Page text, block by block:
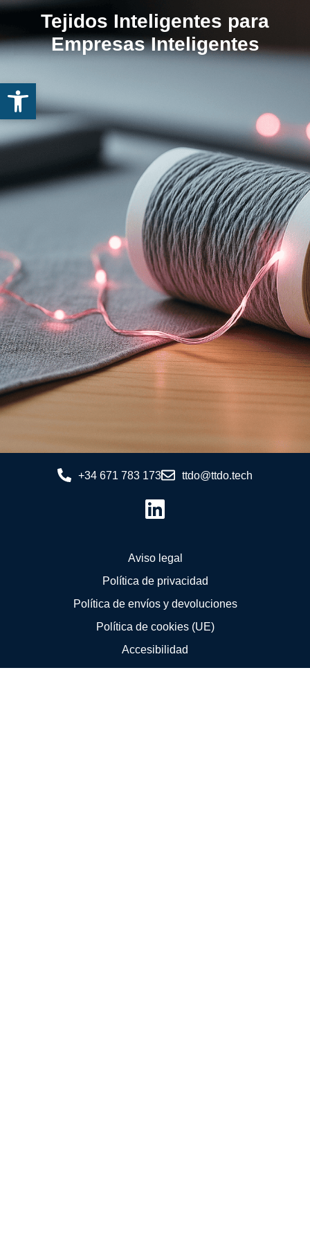
Abrir barra de herramientas
Tejidos Inteligentes para
Empresas Inteligentes
+34 671 783 173 ttdo@ttdo.tech
Aviso legal
Política de privacidad
Política de envíos y devoluciones
Política de cookies (UE)
Accesibilidad